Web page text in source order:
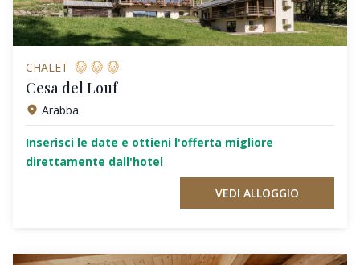
CHALET
Cesa del Louf
Arabba
Inserisci le date e ottieni l'offerta migliore
direttamente dall'hotel
VEDI ALLOGGIO